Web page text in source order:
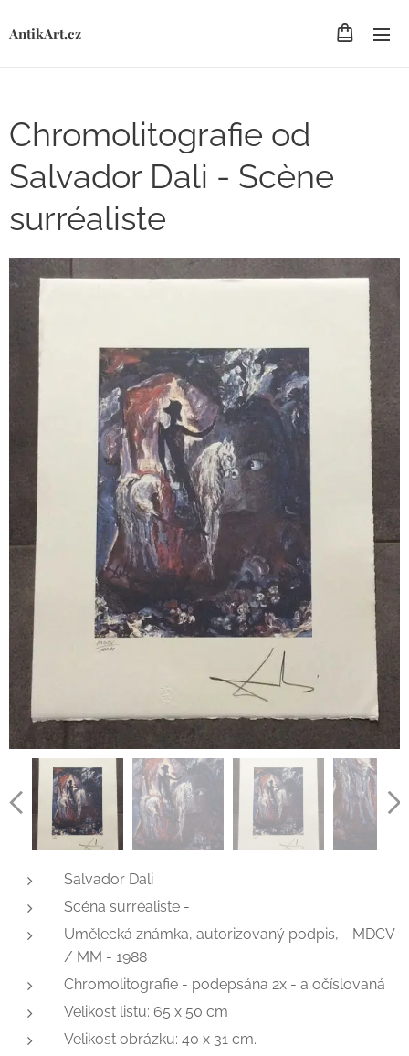
AntikArt.cz
Chromolitografie od
Salvador Dali - Scène
surréaliste
Salvador Dali
Scéna surréaliste -
Umělecká známka, autorizovaný podpis, - MDCV
/ MM - 1988
Chromolitografie - podepsána 2x - a očíslovaná
Velikost listu: 65 x 50 cm
Velikost obrázku: 40 x 31 cm.